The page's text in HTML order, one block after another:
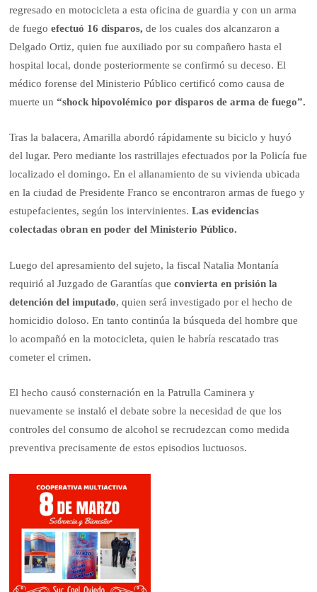
regresado en motocicleta a esta oficina de guardia y con un arma
de fuegoefectuó 16 disparos,de los cuales dos alcanzaron a
Delgado Ortiz, quien fue auxiliado por su compañero hasta el
hospital local, donde posteriormente se confirmó su deceso. El
médico forense del Ministerio Público certificó como causa de
muerte un“shock hipovolémico por disparos de arma de fuego”.
Tras la balacera, Amarilla abordó rápidamente su biciclo y huyó
del lugar. Pero mediante los rastrillajes efectuados por la Policía fue
localizado el domingo. En el allanamiento de su vivienda ubicada
en la ciudad de Presidente Franco se encontraron armas de fuego y
estupefacientes, según los intervinientes. Las evidencias
colectadas obran en poder del Ministerio Público.
Luego del apresamiento del sujeto, la fiscal Natalia Montanía
requirió al Juzgado de Garantías queconvierta en prisión la
detención del imputado, quien será investigado por el hecho de
homicidio doloso. En tanto continúa la búsqueda del hombre que
lo acompañó en la motocicleta, quien le habría rescatado tras
cometer el crimen.
El hecho causó consternación en la Patrulla Caminera y
nuevamente se instaló el debate sobre la necesidad de que los
controles del consumo de alcohol se recrudezcan como medida
preventiva precisamente de estos episodios luctuosos.